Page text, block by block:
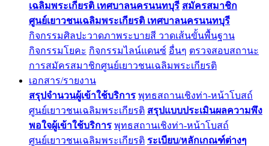
เฉลิมพระเกียรติ เทศบาลนครนนทบุรี สมัครสมาชิก
ศูนย์เยาวชนเฉลิมพระเกียรติ เทศบาลนครนนทบุรี
กิจกรรมศิลปะวาดภาพระบายสี วาดเส้นขั้นพื้นฐาน
กิจกรรมโยคะ กิจกรรมไลน์แดนซ์ อื่นๆ ตรวจสอบสถานะ
การสมัครสมาชิกศูนย์เยาวชนเฉลิมพระเกียรติ
เอกสาร/รายงาน
สรุปจำนวนผู้เข้าใช้บริการ พุทธสถานเชิงท่า-หน้าโบสถ์
ศูนย์เยาวชนเฉลิมพระเกียรติ สรุปแบบประเมินผลความพึง
พอใจผู้เข้าใช้บริการ พุทธสถานเชิงท่า-หน้าโบสถ์
ศูนย์เยาวชนเฉลิมพระเกียรติ ระเบียบ/หลักเกณฑ์ต่างๆ